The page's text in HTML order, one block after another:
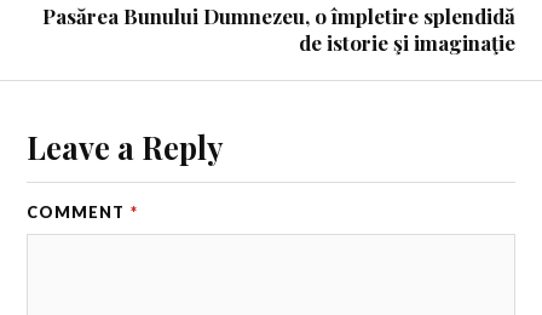
Pasărea Bunului Dumnezeu, o împletire splendidă
de istorie şi imaginaţie
Leave a Reply
COMMENT *